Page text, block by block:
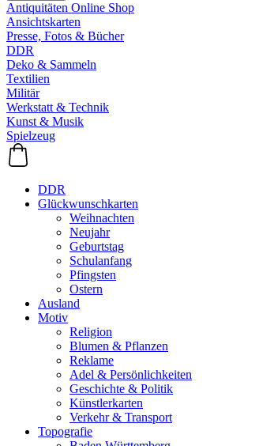
Antiquitäten Online Shop
Ansichtskarten
Presse, Fotos & Bücher
DDR
Deko & Sammeln
Textilien
Militär
Werkstatt & Technik
Kunst & Musik
Spielzeug
DDR
Glückwunschkarten
Weihnachten
Neujahr
Geburtstag
Schulanfang
Pfingsten
Ostern
Ausland
Motiv
Religion
Blumen & Pflanzen
Reklame
Adel & Persönlichkeiten
Geschichte & Politik
Künstlerkarten
Verkehr & Transport
Topografie